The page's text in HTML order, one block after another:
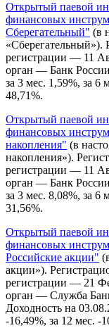
Открытый паевой
финансовых
Сберегательный" (в
регистрации — 11
орган — Банк
за 3 мес. 1,59%, за 6
48,71%.
Открытый паевой
финансовых
накопления" (в
накопления»).
регистрации — 11
орган — Банк
за 3 мес. 8,08%, за 6
31,56%.
Открытый паевой
финансовых
Российские акции"
акции»).
регистрации — 21
орган — Служба
Доходность на
-16,49%, за 12 мес. -